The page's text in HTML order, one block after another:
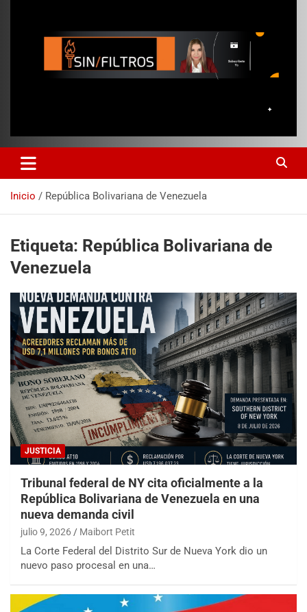
Inicio República Bolivariana de Venezuela
Etiqueta: República Bolivariana de
Venezuela
JUSTICIA
Tribunal federal de NY cita oficialmente a la
República Bolivariana de Venezuela en una
nueva demanda civil
julio 9, 2026 Maibort Petit
La Corte Federal del Distrito Sur de Nueva York dio un
nuevo paso procesal en una…